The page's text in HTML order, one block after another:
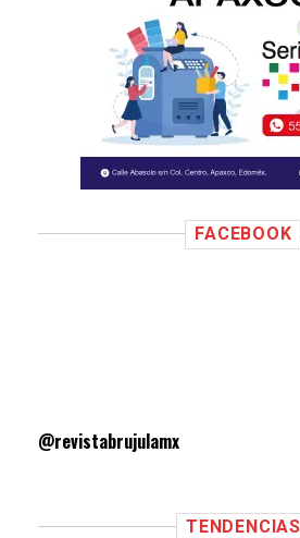
FACEBOOK
@revistabrujulamx
TENDENCIAS